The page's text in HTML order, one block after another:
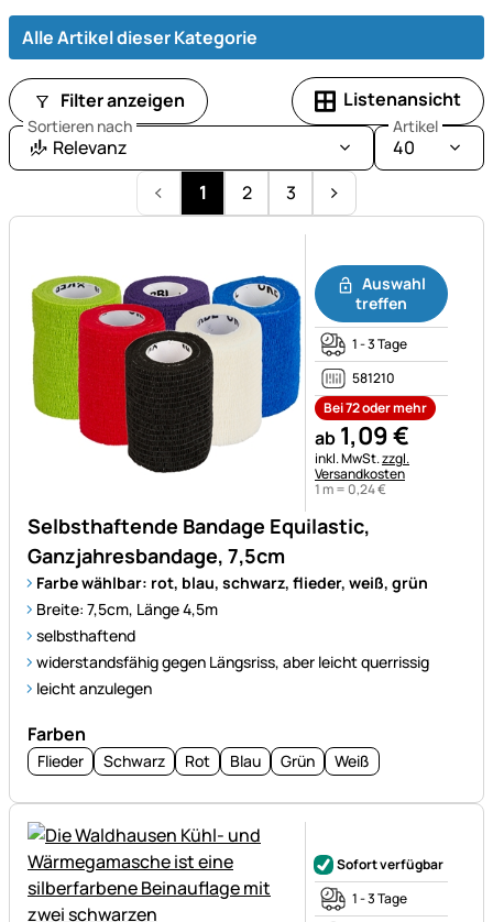
Alle Artikel dieser Kategorie
Filter anzeigen Listenansicht
Sortieren nach
Relevanz
Artikel
40
1
2 3
Selbsthaftende Bandage Equilastic,
Ganzjahresbandage, 7,5cm
Farbe wählbar: rot, blau, schwarz, flieder, weiß, grün
Breite: 7,5cm, Länge 4,5m
selbsthaftend
widerstandsfähig gegen Längsriss, aber leicht querrissig
leicht anzulegen
Farben
Flieder Schwarz Rot Blau Grün Weiß
Auswahl
treffen
1 - 3 Tage
581210
Bei 72 oder mehr
ab 1,09€
Steuerhinweis:
inkl. MwSt.zzgl.
Versandkosten
1 m = 0,24€
Sofort verfügbar
1 - 3 Tage